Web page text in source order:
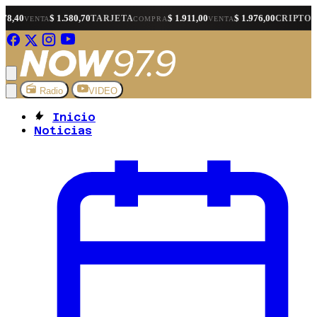
1.580,70TARJETACOMPRA $ 1.911,00VENTA$ 1.976,00CRIPTOCOMPRA$
Radio VIDEO
Inicio
Noticias